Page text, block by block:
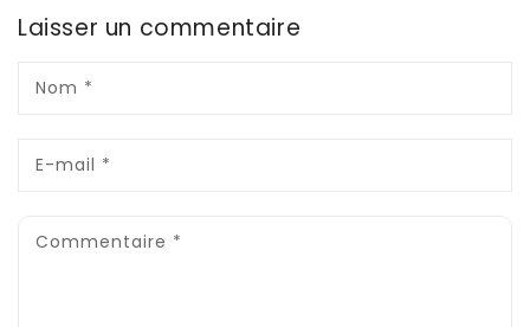
Laisser un commentaire
Nom *
E-mail *
Commentaire *